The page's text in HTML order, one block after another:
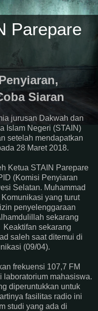
Parepare
Siaran
jurusan Dakwah dan
Islam Negeri (STAIN)
setelah mendapatkan
28 Maret 2018.
Ketua STAIN Parepare
(Komisi Penyiaran
Selatan. Muhammad
yang turut
penyelenggaraan
sekarang
sekarang
saleh saat ditemui di
(09/04).
frekuensi 107,7 FM
mahasiswa.
diperuntukkan untuk
fasilitas radio ini
studi yang ada di